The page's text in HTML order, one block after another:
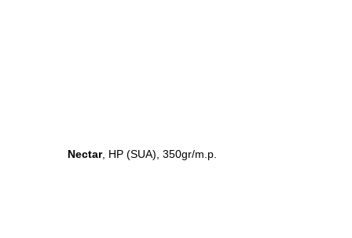
Nectar, HP (SUA), 350gr/m.p.